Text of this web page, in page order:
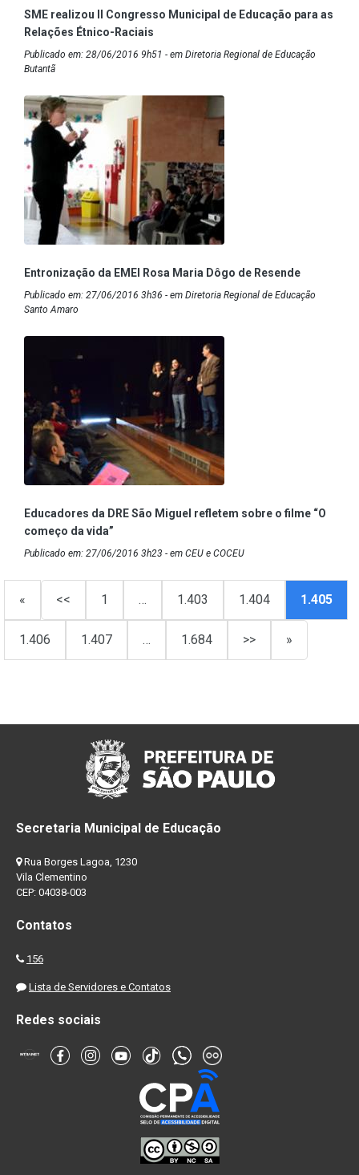
SME realizou II Congresso Municipal de Educação para as
Relações Étnico-Raciais
Publicado em: 28/06/2016 9h51 - em Diretoria Regional de Educação
Butantã
Entronização da EMEI Rosa Maria Dôgo de Resende
Publicado em: 27/06/2016 3h36 - em Diretoria Regional de Educação
Santo Amaro
Educadores da DRE São Miguel refletem sobre o filme “O
começo da vida”
Publicado em: 27/06/2016 3h23 - em CEU e COCEU
« << 1 … 1.403 1.404 1.405
1.406 1.407 … 1.684 >> »
Secretaria Municipal de Educação
Rua Borges Lagoa, 1230
Vila Clementino
CEP: 04038-003
Contatos
156
Lista de Servidores e Contatos
Redes sociais